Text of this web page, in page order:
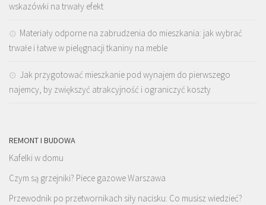
wskazówki na trwały efekt
Materiały odporne na zabrudzenia do mieszkania: jak wybrać
trwałe i łatwe w pielęgnacji tkaniny na meble
Jak przygotować mieszkanie pod wynajem do pierwszego
najemcy, by zwiększyć atrakcyjność i ograniczyć koszty
REMONT I BUDOWA
Kafelki w domu
Czym są grzejniki? Piece gazowe Warszawa
Przewodnik po przetwornikach siły nacisku: Co musisz wiedzieć?